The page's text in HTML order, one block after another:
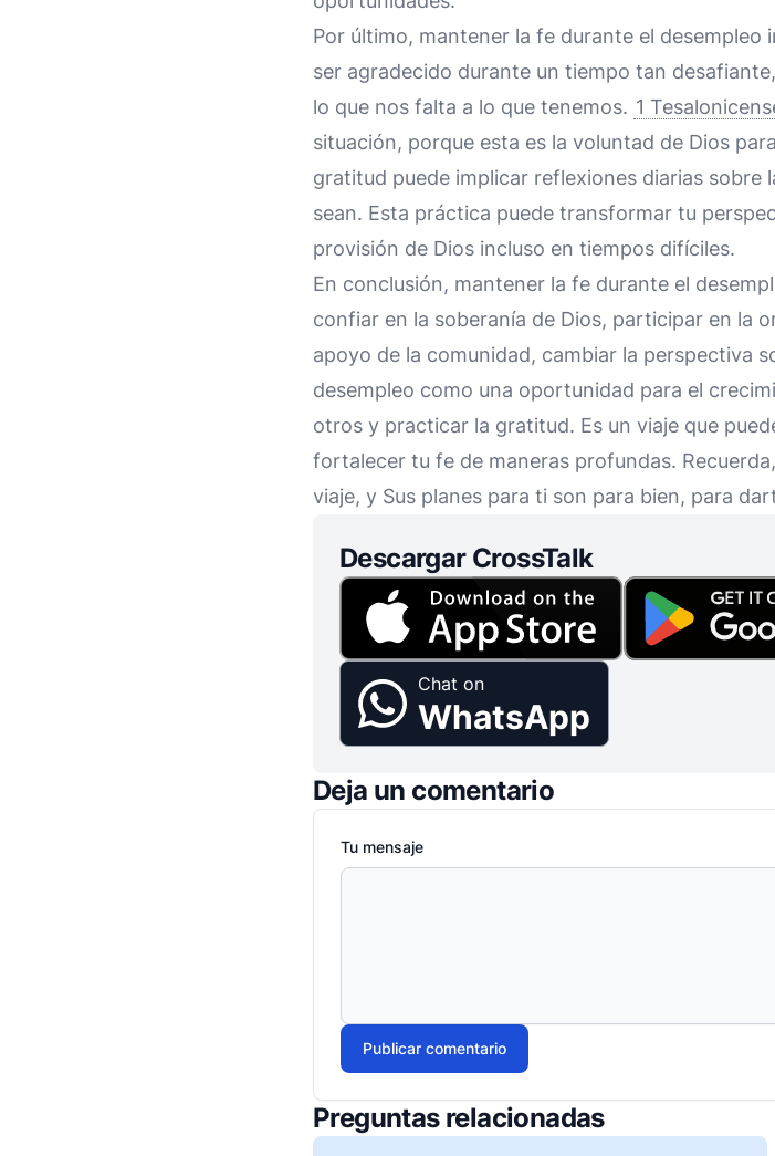
Por último, mantener la fe durante el
ser agradecido durante un tiempo tan
lo que nos falta a lo que tenemos. 1
situación, porque esta es la voluntad de Dios
gratitud puede implicar reflexiones diarias sobre
sean. Esta práctica puede transformar tu
provisión de Dios incluso en tiempos difíciles.
En conclusión, mantener la fe durante el
confiar en la soberanía de Dios, participar en la
apoyo de la comunidad, cambiar la perspectiva
desempleo como una oportunidad para el
otros y practicar la gratitud. Es un viaje que
fortalecer tu fe de maneras profundas.
viaje, y Sus planes para ti son para bien, para
Descargar CrossTalk
Chat on
WhatsApp
Deja un comentario
Tu mensaje
Publicar comentario
Preguntas relacionadas